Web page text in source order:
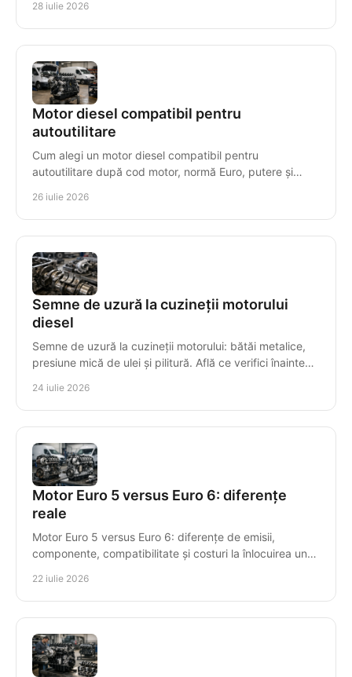
28 iulie 2026
Motor diesel compatibil pentru
autoutilitare
Cum alegi un motor diesel compatibil pentru
autoutilitare după cod motor, normă Euro, putere și
staționare.
26 iulie 2026
Semne de uzură la cuzineții motorului
diesel
Semne de uzură la cuzineții motorului: bătăi metalice,
presiune mică de ulei și pilitură. Află ce verifici înainte
24 iulie 2026
Motor Euro 5 versus Euro 6: diferențe
reale
Motor Euro 5 versus Euro 6: diferențe de emisii,
componente, compatibilitate și costuri la înlocuirea unui
22 iulie 2026